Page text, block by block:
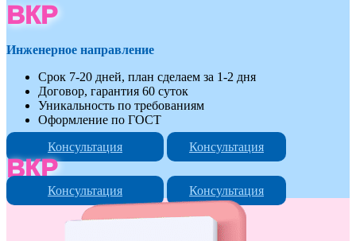
ВКР
Инженерное направление
Срок 7-20 дней, план сделаем за 1-2 дня
Договор, гарантия 60 суток
Уникальность по требованиям
Оформление по ГОСТ
Консультация
Консультация
ВКР
Консультация Консультация